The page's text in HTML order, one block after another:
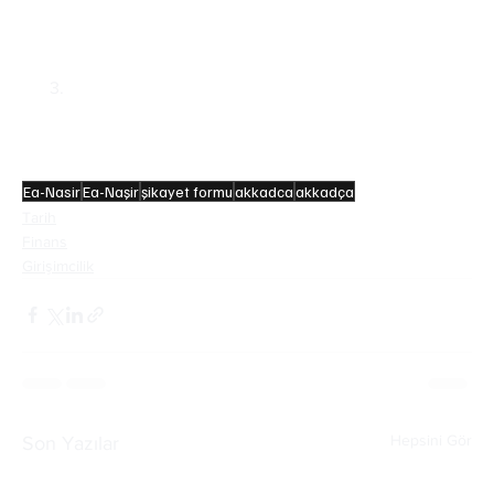
Ea-NasirEa-Naşirşikayet formuakkadcaakkadça